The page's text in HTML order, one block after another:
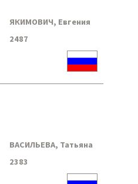
ЯКИМОВИЧ, Евгения
2487
ВАСИЛЬЕВА, Татьяна
2383